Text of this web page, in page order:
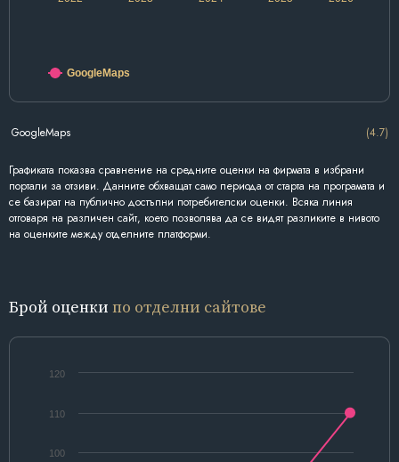
GoogleMaps
GoogleMaps (4.7)
Графиката показва сравнение на средните оценки на фирмата в избрани
портали за отзиви. Данните обхващат само периода от старта на програмата и
се базират на публично достъпни потребителски оценки. Всяка линия
отговаря на различен сайт, което позволява да се видят разликите в нивото
на оценките между отделните платформи.
Брой оценки по отделни сайтове
100
110
120